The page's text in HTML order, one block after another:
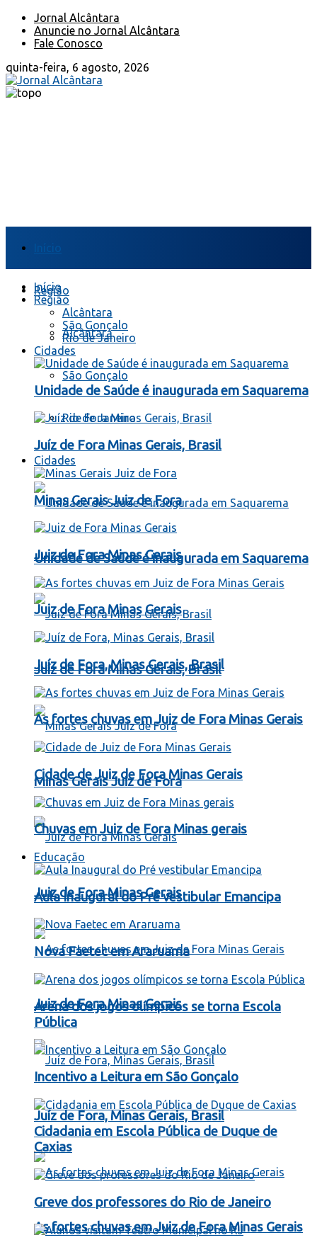
Jornal Alcântara
Anuncie no Jornal Alcântara
Fale Conosco
quinta-feira, 6 agosto, 2026
Início
Região
Alcântara
São Gonçalo
Rio de Janeiro
Cidades
Unidade de Saúde é inaugurada em Saquarema
Juíz de Fora Minas Gerais, Brasil
Minas Gerais Juiz de Fora
Juiz de Fora Minas Gerais
Juiz de Fora Minas Gerais
Juíz de Fora, Minas Gerais, Brasil
As fortes chuvas em Juiz de Fora Minas Gerais
Início
Região
Alcântara
São Gonçalo
Rio de Janeiro
Cidades
Unidade de Saúde é inaugurada em Saquarema
Juíz de Fora Minas Gerais, Brasil
Minas Gerais Juiz de Fora
Juiz de Fora Minas Gerais
Juiz de Fora Minas Gerais
Juíz de Fora, Minas Gerais, Brasil
As fortes chuvas em Juiz de Fora Minas Gerais
Cidade de Juiz de Fora Minas Gerais
Chuvas em Juiz de Fora Minas gerais
Educação
Aula Inaugural do Pré vestibular Emancipa
Nova Faetec em Araruama
Arena dos jogos olímpicos se torna Escola
Pública
Incentivo a Leitura em São Gonçalo
Cidadania em Escola Pública de Duque de
Caxias
Greve dos professores do Rio de Janeiro